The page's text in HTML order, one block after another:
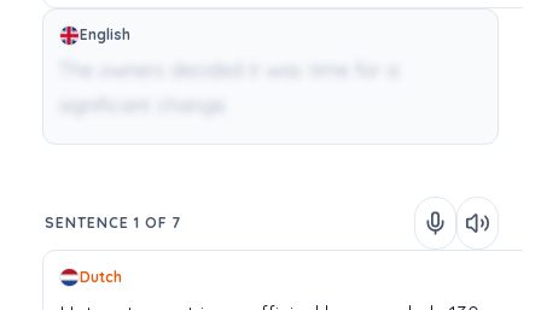
English
The owners decided it was time for a
significant change.
SENTENCE 1 OF 7
Dutch